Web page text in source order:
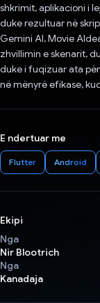
shkrimit, aplikacioni i
duke rezultuar në
Gemini AI, Movie
zhvillimin e skenarit,
duke i fuqizuar ata
në mënyrë efikase,
E ndertuar me
Flutter Android
Ekipi
Nga
Nir Blootrich
Nga
Kanadaja